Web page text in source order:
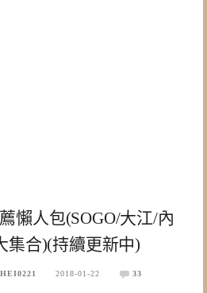
懶人包(SOGO/大江/內
集合)(持續更新中)
2018-01-22 33